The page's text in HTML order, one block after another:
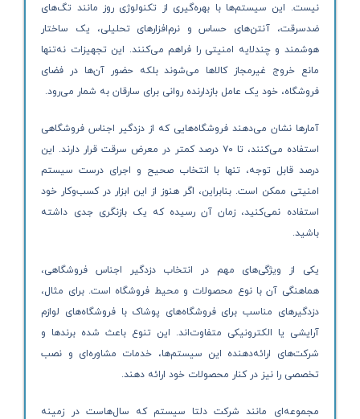
نیست. این سیستم‌ها با بهره‌گیری از تکنولوژی روز مانند تگ‌های
ضدسرقت، آنتن‌های حساس و نرم‌افزارهای تحلیلی، یک ساختار
هوشمند و چندلایه امنیتی را فراهم می‌کنند. این تجهیزات نه‌تنها
مانع خروج غیرمجاز کالاها می‌شوند بلکه حضور آن‌ها در فضای
فروشگاه، خود یک عامل بازدارنده روانی برای سارقان به شمار می‌رود.
آمارها نشان می‌دهند فروشگاه‌هایی که از دزدگیر اجناس فروشگاهی
استفاده می‌کنند، تا ۷۰ درصد کمتر در معرض سرقت قرار دارند. این
درصد قابل توجه، تنها با انتخاب صحیح و اجرای درست سیستم
امنیتی ممکن است. بنابراین، اگر هنوز از این ابزار در کسب‌وکار خود
استفاده نمی‌کنید، زمان آن رسیده که یک بازنگری جدی داشته
باشید.
یکی از ویژگی‌های مهم در انتخاب دزدگیر اجناس فروشگاهی،
هماهنگی آن با نوع محصولات و محیط فروشگاه است. برای مثال،
دزدگیرهای مناسب برای فروشگاه‌های پوشاک با فروشگاه‌های لوازم
آرایشی یا الکترونیکی متفاوت‌اند. این تنوع باعث شده برندها و
شرکت‌های ارائه‌دهنده این سیستم‌ها، خدمات مشاوره‌ای و نصب
تخصصی را نیز در کنار محصولات خود ارائه دهند.
مجموعه‌ای مانند شرکت دلتا سیستم که سال‌هاست در زمینه